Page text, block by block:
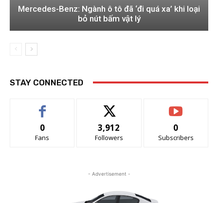
Mercedes-Benz: Ngành ô tô đã ‘đi quá xa’ khi loại
bỏ nút bấm vật lý
STAY CONNECTED
0
Fans
3,912
Followers
0
Subscribers
- Advertisement -